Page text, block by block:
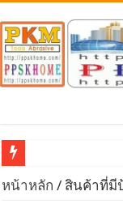
จำหน่าย / นำเข้า หิ
หน้าหลัก / สินค้าที่มี